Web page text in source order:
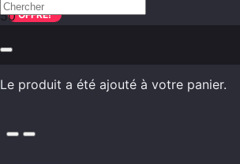
Le produit a été ajouté à votre panier.
OFFRE!